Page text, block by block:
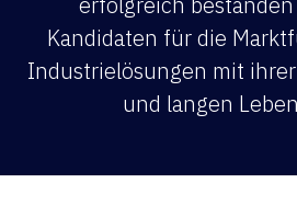
Kandidaten für die
Industrielösungen mit
und langen